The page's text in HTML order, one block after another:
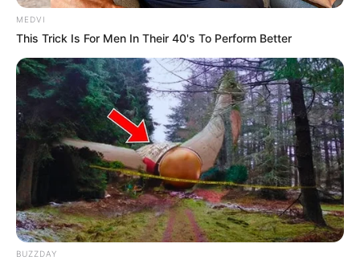
MEDVI
This Trick Is For Men In Their 40's To Perform Better
BUZZDAY